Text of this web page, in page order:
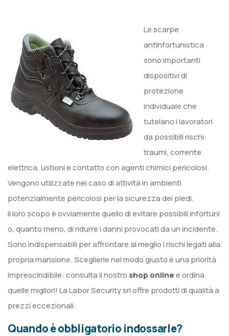
Le scarpe
antinfortunistica
sono importanti
dispositivi di
protezione
individuale che
tutelano i lavoratori
da possibili rischi:
traumi, corrente
elettrica, ustioni e contatto con agenti chimici pericolosi.
Vengono utilizzate nel caso di attività in ambienti
potenzialmente pericolosi per la sicurezza dei piedi.
Il loro scopo è ovviamente quello di evitare possibili infortuni
o, quanto meno, di ridurre i danni provocati da un incidente.
Sono indispensabili per affrontare al meglio i rischi legati alla
propria mansione. Sceglierle nel modo giusto è una priorità
imprescindibile: consulta il nostro shop onlinee ordina
quelle migliori! La Labor Security srl offre prodotti di qualità a
prezzi eccezionali.
Quando è obbligatorio indossarle?